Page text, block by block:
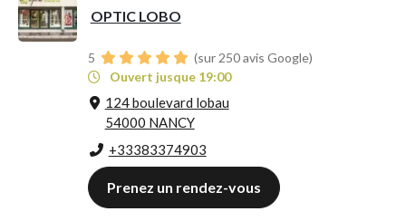
OPTIC LOBO
5
(sur 250 avis Google)
Ouvert jusque 19:00
124 boulevard lobau
54000 NANCY
+33383374903
Prenez un rendez-vous